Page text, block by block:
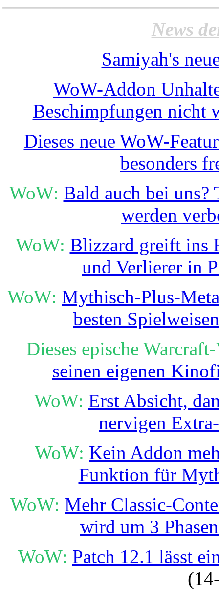
News
Samiyah's
WoW-Addon
Beschimpfungen nicht
Dieses neue WoW-
besonders
WoW: Bald auch bei uns?
werden
WoW: Blizzard greift ins
und Verlierer in
WoW: Mythisch-Plus-
besten Spielweisen
Dieses epische
seinen eigenen
WoW: Erst Absicht,
nervigen
WoW: Kein Addon
Funktion für
WoW: Mehr Classic-
wird um 3
WoW: Patch 12.1 lässt